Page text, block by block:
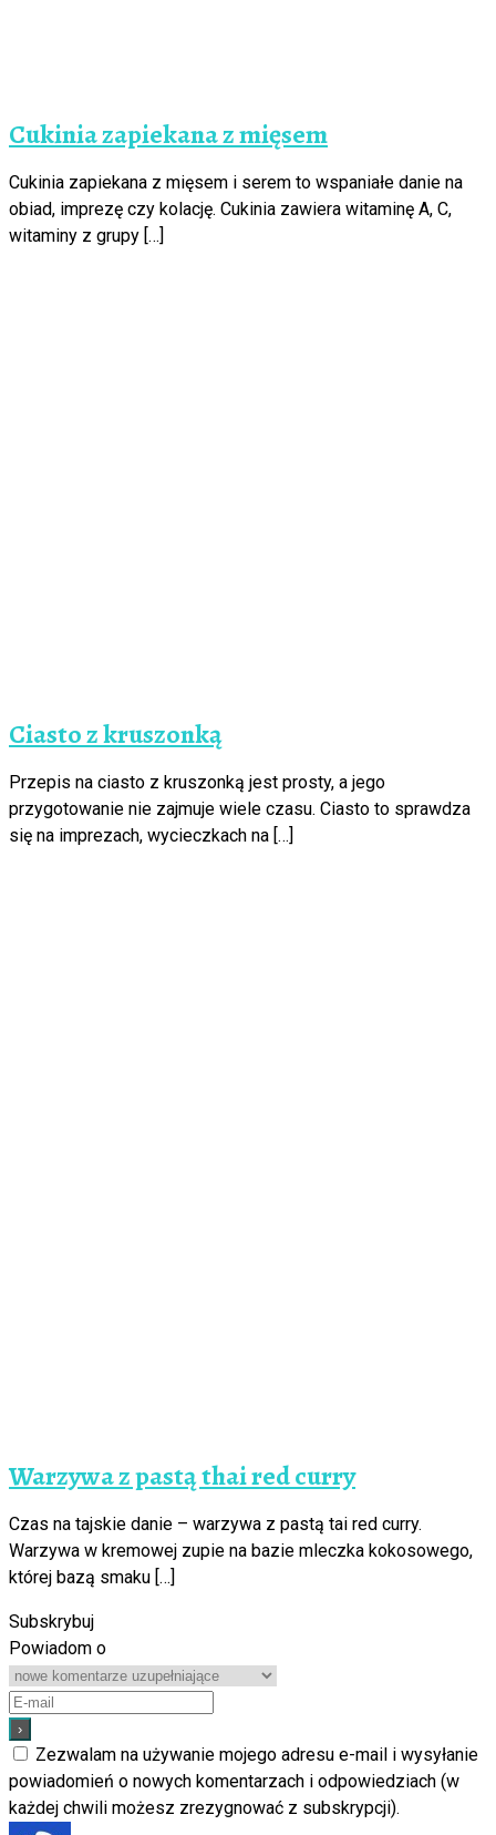
Cukinia zapiekana z mięsem
Cukinia zapiekana z mięsem i serem to wspaniałe danie na
obiad, imprezę czy kolację. Cukinia zawiera witaminę A, C,
witaminy z grupy […]
Ciasto z kruszonką
Przepis na ciasto z kruszonką jest prosty, a jego
przygotowanie nie zajmuje wiele czasu. Ciasto to sprawdza
się na imprezach, wycieczkach na […]
Warzywa z pastą thai red curry
Czas na tajskie danie – warzywa z pastą tai red curry.
Warzywa w kremowej zupie na bazie mleczka kokosowego,
której bazą smaku […]
Subskrybuj
Powiadom o
Zezwalam na używanie mojego adresu e-mail i wysyłanie
powiadomień o nowych komentarzach i odpowiedziach (w
każdej chwili możesz zrezygnować z subskrypcji).